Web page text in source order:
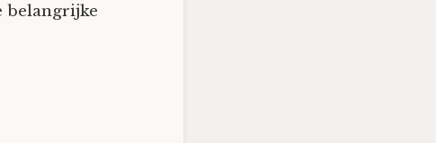
belangrijke